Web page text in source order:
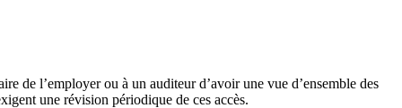
de l’employer ou à un auditeur d’avoir une vue d’ensemble des
une révision périodique de ces accès.